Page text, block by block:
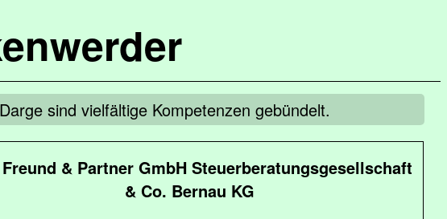
sind vielfältige Kompetenzen gebündelt.
& Partner GmbH Steuerberatungsgesellschaft
& Co. Bernau KG